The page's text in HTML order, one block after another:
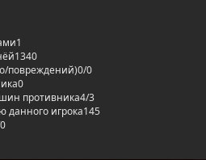
1
1340
повреждений)0/0
0
противника4/3
игрока145